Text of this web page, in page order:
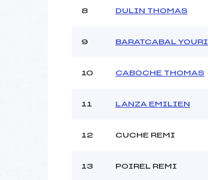
Pénalité appliquée :
8 DULIN THOMAS
9 BARATCABAL YOURI
10 CABOCHE THOMAS
11 LANZA EMILIEN
12 CUCHE REMI
13 POIREL REMI